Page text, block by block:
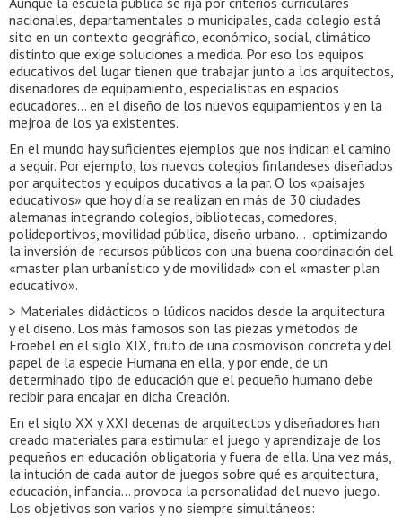
nacionales, departamentales o municipales, cada colegio está
sito en un contexto geográfico, económico, social, climático
distinto que exige soluciones a medida. Por eso los equipos
educativos del lugar tienen que trabajar junto a los arquitectos,
diseñadores de equipamiento, especialistas en espacios
educadores… en el diseño de los nuevos equipamientos y en la
mejroa de los ya existentes.
En el mundo hay suficientes ejemplos que nos indican el camino
a seguir. Por ejemplo, los nuevos colegios finlandeses diseñados
por arquitectos y equipos ducativos a la par. O los «paisajes
educativos» que hoy día se realizan en más de 30 ciudades
alemanas integrando colegios, bibliotecas, comedores,
polideportivos, movilidad pública, diseño urbano… optimizando
la inversión de recursos públicos con una buena coordinación del
«master plan urbanístico y de movilidad» con el «master plan
educativo».
> Materiales didácticos o lúdicos nacidos desde la arquitectura
y el diseño. Los más famosos son las piezas y métodos de
Froebel en el siglo XIX, fruto de una cosmovisón concreta y del
papel de la especie Humana en ella, y por ende, de un
determinado tipo de educación que el pequeño humano debe
recibir para encajar en dicha Creación.
En el siglo XX y XXI decenas de arquitectos y diseñadores han
creado materiales para estimular el juego y aprendizaje de los
pequeños en educación obligatoria y fuera de ella. Una vez más,
la intución de cada autor de juegos sobre qué es arquitectura,
educación, infancia… provoca la personalidad del nuevo juego.
Los objetivos son varios y no siempre simultáneos: